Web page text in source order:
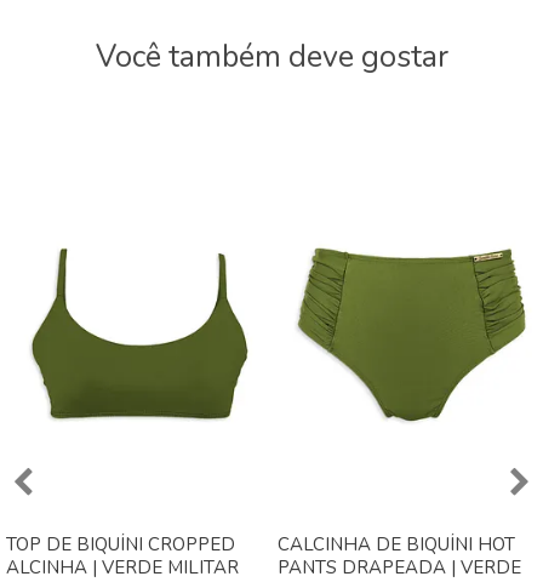
Você também deve gostar
TOP DE BIQUÍNI CROPPED
ALCINHA | VERDE MILITAR
CALCINHA DE BIQUÍNI HOT
PANTS DRAPEADA | VERDE